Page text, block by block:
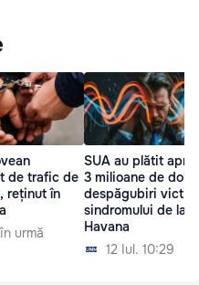
de trafic de
reținut în
urmă
SUA au plătit
3 milioane de
despăgubiri
sindromului de la
Havana
12 Iul. 10:29